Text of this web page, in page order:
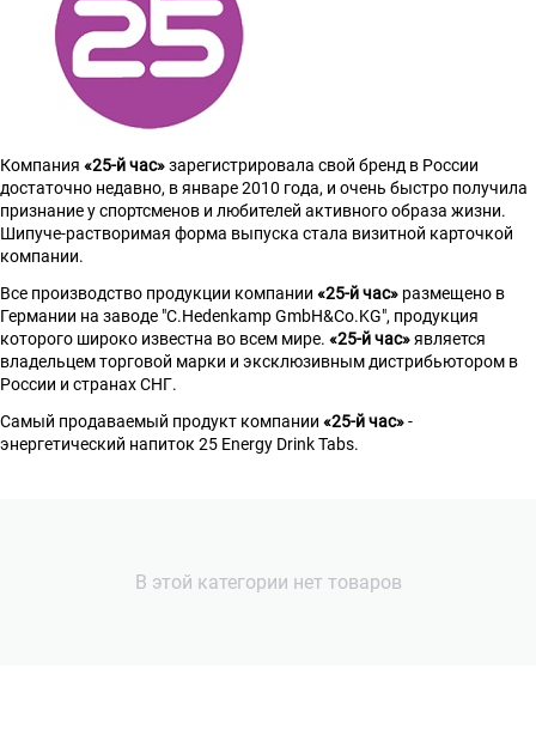
Компания «25-й час»зарегистрировала свой бренд в России
достаточно недавно, в январе 2010 года, и очень быстро получила
признание у спортсменов и любителей активного образа жизни.
Шипуче-растворимая форма выпуска стала визитной карточкой
компании.
Все производство продукции компании «25-й час» размещено в
Германии на заводе "С.Hedenkamp GmbH&Co.KG", продукция
которого широко известна во всем мире. «25-й час»является
владельцем торговой марки и эксклюзивным дистрибьютором в
России и странах СНГ.
Самый продаваемый продукт компании «25-й час»-
энергетический напиток 25 Energy Drink Tabs.
В этой категории нет товаров